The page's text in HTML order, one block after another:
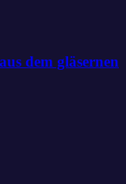
dem gläsernen